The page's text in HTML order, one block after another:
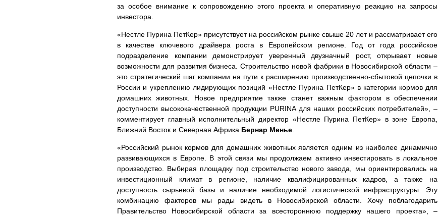
за особое внимание к сопровождению этого проекта и оперативную реакцию на запросы
инвестора.
«Нестле Пурина ПетКер» присутствует на российском рынке свыше 20 лет и рассматривает его
в качестве ключевого драйвера роста в Европейском регионе. Год от года российское
подразделение компании демонстрирует уверенный двузначный рост, открывает новые
возможности для развития бизнеса. Строительство новой фабрики в Новосибирской области –
это стратегический шаг компании на пути к расширению производственно-сбытовой цепочки в
России и укреплению лидирующих позиций «Нестле Пурина ПетКер» в категории кормов для
домашних животных. Новое предприятие также станет важным фактором в обеспечении
доступности высококачественной продукции PURINA для наших российских потребителей», –
комментирует главный исполнительный директор «Нестле Пурина ПетКер» в зоне Европа,
Ближний Восток и Северная Африка Бернар Менье
«Российский рынок кормов для домашних животных является одним из наиболее динамично
развивающихся в Европе. В этой связи мы продолжаем активно инвестировать в локальное
производство. Выбирая площадку под строительство нового завода, мы ориентировались на
инвестиционный климат в регионе, наличие квалифицированных кадров, а также на
доступность сырьевой базы и наличие необходимой логистической инфраструктуры. Эту
комбинацию факторов мы рады видеть в Новосибирской области. Хочу поблагодарить
Правительство Новосибирской области за всестороннюю поддержку нашего проекта», –